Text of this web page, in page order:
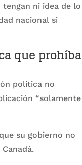
ni idea de lo
nacional si
que prohíba
política no
“solamente
su gobierno no